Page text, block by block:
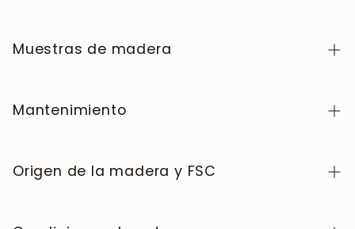
Muestras de madera
colección NordicStory, haga clic
Mantenimiento
apreciado por su carácter auténtico y su belleza que
evoluciona con el tiempo. Para conservarla en perfecto
Origen de la madera y FSC